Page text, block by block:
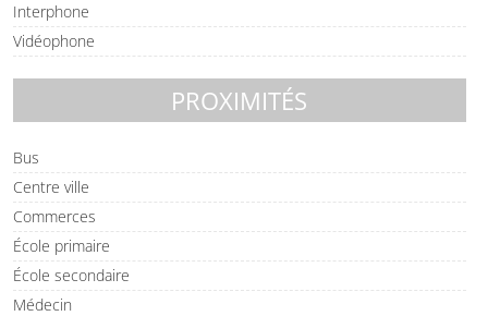
Interphone
Vidéophone
PROXIMITÉS
Bus
Centre ville
Commerces
École primaire
École secondaire
Médecin